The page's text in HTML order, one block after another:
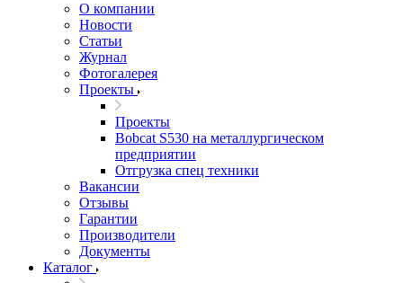
О компании
Новости
Статьи
Журнал
Фотогалерея
Проекты
Проекты
Bobcat S530 на металлургическом
предприятии
Отгрузка спец техники
Вакансии
Отзывы
Гарантии
Производители
Документы
Каталог